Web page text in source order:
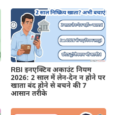
RBI इनएक्टिव अकाउंट नियम
2026: 2 साल में लेन-देन न होने पर
खाता बंद होने से बचने की 7
आसान तरीके